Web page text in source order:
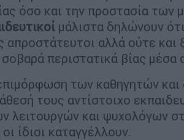
όσο και την προστασία των
μάλιστα δηλώνουν
απροστάτευτοι αλλά ούτε
σοβαρά περιστατικά βίας μέσα
των καθηγητών
τους αντίστοιχο
λειτουργών και ψυχολόγων
ίδιοι καταγγέλλουν.